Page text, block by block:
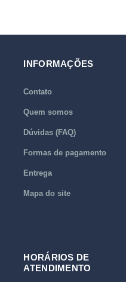
INFORMAÇÕES
Contato
Quem somos
Dúvidas (FAQ)
Formas de pagamento
Entrega
Mapa do site
HORÁRIOS DE
ATENDIMENTO